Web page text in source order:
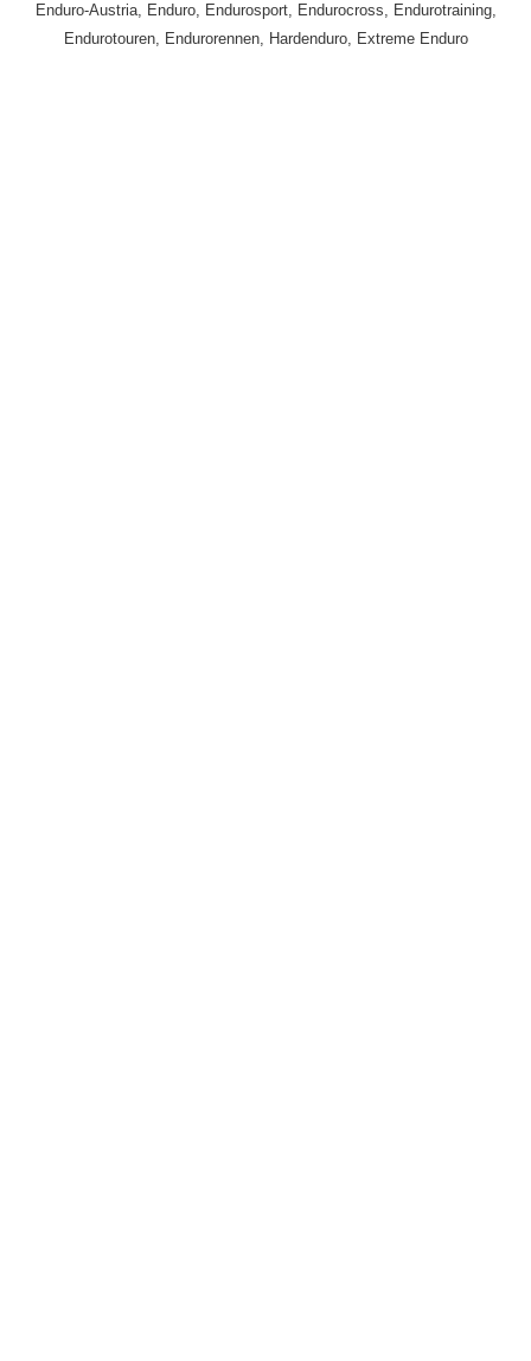
Enduro-Austria, Enduro, Endurosport, Endurocross, Endurotraining,
Endurotouren, Endurorennen, Hardenduro, Extreme Enduro